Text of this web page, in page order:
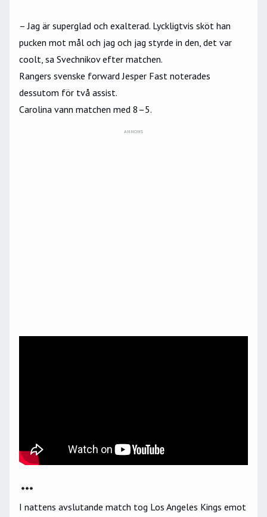
– Jag är superglad och exalterad. Lyckligtvis sköt han
pucken mot mål och jag och jag styrde in den, det var
coolt, sa Svechnikov efter matchen.
Rangers svenske forward Jesper Fast noterades
dessutom för två assist.
Carolina vann matchen med 8–5.
ANNONS
***
I nattens avslutande match tog Los Angeles Kings emot